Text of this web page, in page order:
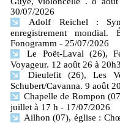
30/07/2026
Adolf Reichel :
enregistrement mondial.
Fonogramm - 25/07/2026
Le Poët-Laval (26),
Voyageur. 12 août 26 à
Dieulefit (26), Les
Schubert/Cavanna. 9 août
Chapelle de Rompon
juillet à 17 h - 17/07/2026
Ailhon (07), église :